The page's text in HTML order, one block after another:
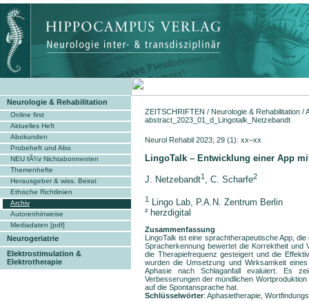
Neurologie & Rehabilitation
Online first
Aktuelles Heft
Abokunden
Probeheft und Abo
NEU fÃ¼r Nichtabonnenten
Themenhefte
Herausgeber & wiss. Beirat
Ethische Richtlinien
Archiv
Autorenhinweise
Mediadaten [pdf]
Neurogeriatrie
Elektrostimulation &
Elektrotherapie
ZEITSCHRIFTEN / Neurologie & Rehabilitation /
abstract_2023_01_d_Lingotalk_Netzebandt
Neurol Rehabil 2023; 29 (1): xx–xx
LingoTalk – Entwicklung einer App
J. Netzebandt1 , C. Scharfe2
1
Lingo Lab, P.A.N. Zentrum Berlin
² herzdigital
Zusammenfassung
LingoTalk ist eine sprachtherapeutische App,
Spracherkennung bewertet die Korrektheit und
die Therapiefrequenz gesteigert und die
wurden die Umsetzung und Wirksamkeit
Aphasie nach Schlaganfall evaluiert. Es
Verbesserungen der mündlichen
auf die Spontansprache hat.
Schlüsselwörter: Aphasietherapie,